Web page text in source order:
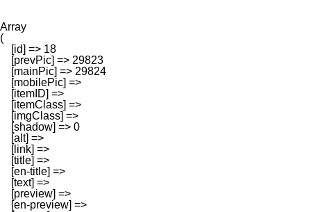
Array
(
    [id] => 18
    [prevPic] => 29823
    [mainPic] => 29824
    [mobilePic] =>
    [itemID] =>
    [itemClass] =>
    [imgClass] =>
    [shadow] => 0
    [alt] =>
    [link] =>
    [title] =>
    [en-title] =>
    [text] =>
    [preview] =>
    [en-preview] =>